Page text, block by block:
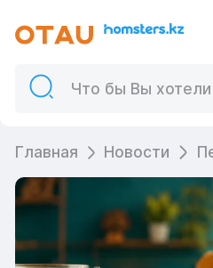
Главная Новости